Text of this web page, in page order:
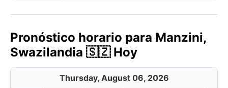
Pronóstico horario para Manzini,
Swazilandia 🇸🇿 Hoy
Thursday, August 06, 2026